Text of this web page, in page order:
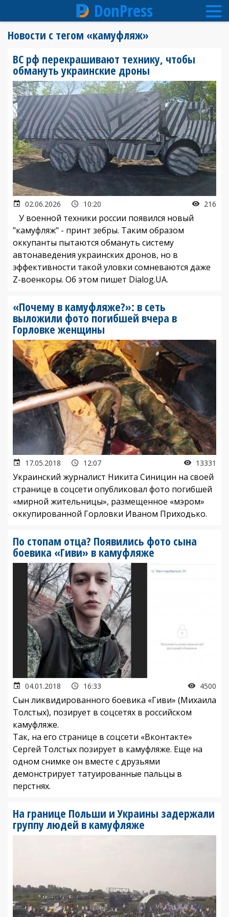
основному
содержанию
DonPress
Новости с тегом «камуфляж»
ВС рф перекрашивают технику, чтобы
обмануть украинские дроны
02.06.2026 10:20 216
У военной техники россии появился новый
"камуфляж" - принт зебры. Таким образом
оккупанты пытаются обмануть систему
автонаведения украинских дронов, но в
эффективности такой уловки сомневаются даже
Z-военкоры. Об этом пишет Dialog.UA.
«Почему в камуфляже?»: в сеть
выложили фото погибшей вчера в
Горловке женщины
17.05.2018 12:07 13331
Украинский журналист Никита Синицин на своей
странице в соцсети опубликовал фото погибшей
«мирной жительницы», размещенное «мэром»
оккупированной Горловки Иваном Приходько.
По стопам отца? Появились фото сына
боевика «Гиви» в камуфляже
04.01.2018 16:33 4500
Сын ликвидированного боевика «Гиви» (Михаила
Толстых), позирует в соцсетях в российском
камуфляже.
Так, на его странице в соцсети «Вконтакте»
Сергей Толстых позирует в камуфляже. Еще на
одном снимке он вместе с друзьями
демонстрирует татуированные пальцы в
перстнях.
На границе Польши и Украины задержали
группу людей в камуфляже